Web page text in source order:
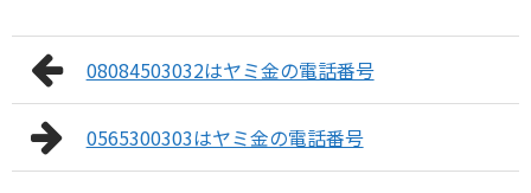
08084503032はヤミ金の電話番号
0565300303はヤミ金の電話番号